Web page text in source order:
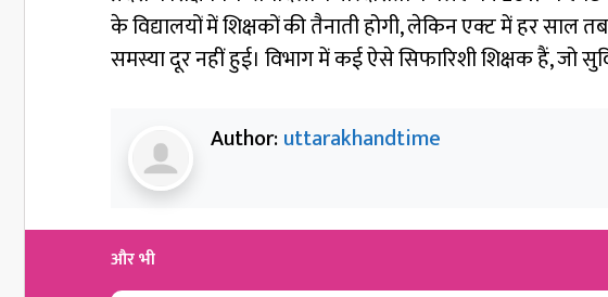
के विद्यालयों में शिक्षकों की तैनाती होगी, लेकिन एक्ट में हर साल
समस्या दूर नहीं हुई। विभाग में कई ऐसे सिफारिशी शिक्षक हैं,
Author:uttarakhandtime
और भी